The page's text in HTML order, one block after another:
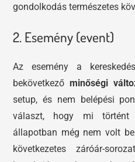
gondolkodás természetes
2. Esemény (event)
Az esemény a
bekövetkező minőségi
setup, és nem belépési
választ, hogy mi
állapotban még nem volt
következetes záróár-